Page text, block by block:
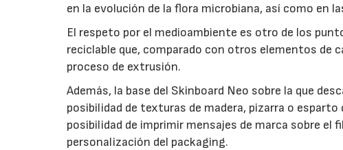
en la evolución de la flora microbiana, así como en
El respeto por el medioambiente es otro de los
reciclable que, comparado con otros elementos de
proceso de extrusión.
Además, la base del Skinboard Neo sobre la que
posibilidad de texturas de madera, pizarra o
posibilidad de imprimir mensajes de marca sobre
personalización del packaging.